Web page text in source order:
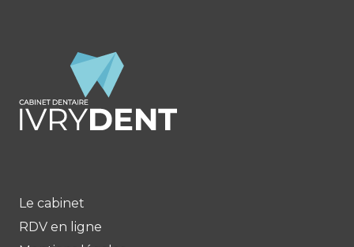
Le cabinet
RDV en ligne